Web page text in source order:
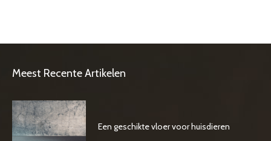
Meest Recente Artikelen
Een geschikte vloer voor huisdieren